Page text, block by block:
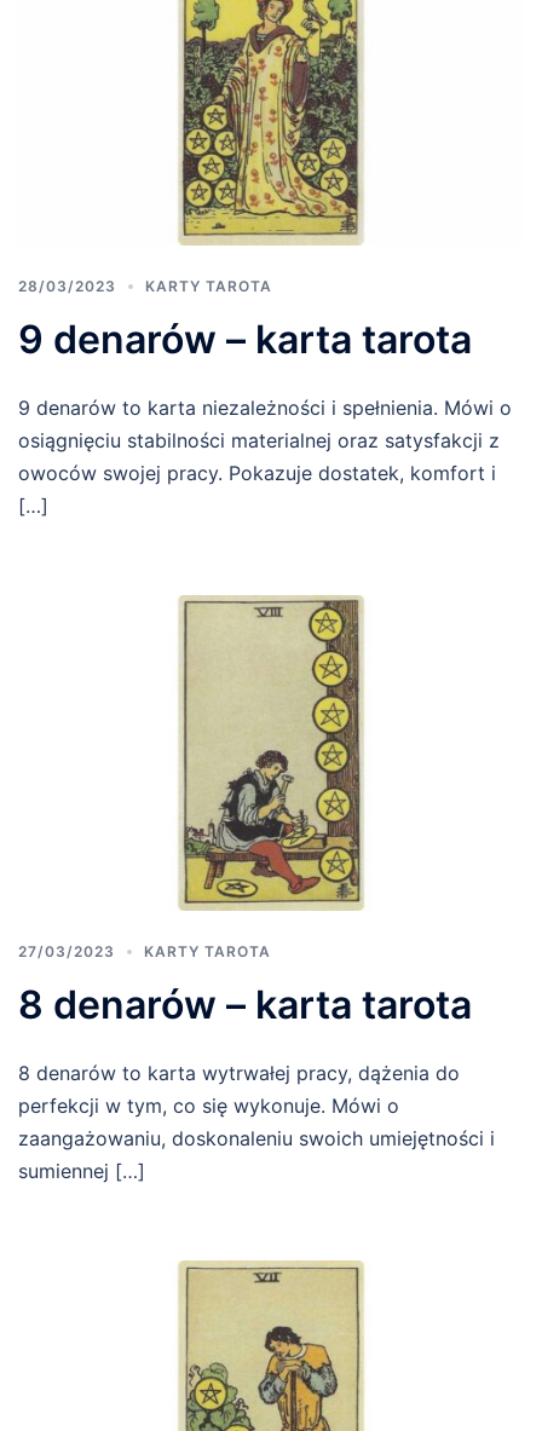
28/03/2023 KARTY TAROTA
9 denarów – karta tarota
9 denarów to karta niezależności i spełnienia. Mówi o
osiągnięciu stabilności materialnej oraz satysfakcji z
owoców swojej pracy. Pokazuje dostatek, komfort i
[…]
27/03/2023 KARTY TAROTA
8 denarów – karta tarota
8 denarów to karta wytrwałej pracy, dążenia do
perfekcji w tym, co się wykonuje. Mówi o
zaangażowaniu, doskonaleniu swoich umiejętności i
sumiennej […]